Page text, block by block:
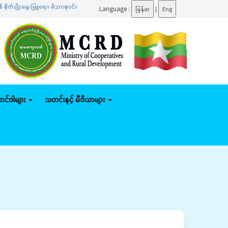
ရေး၊ မိသားစုဝင်ငွေတိုးပွားရေး၊ ဒေသဖွံ့ဖြိုးရေးလုပ်ငန်းများ ကွင်းဆင်းဆောင်ရွက် ဝန်ကြီးဌာ
Language : မြန်မာ | Eng
ါများ သတင်းနှင့် မီဒီယာများ